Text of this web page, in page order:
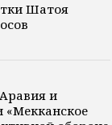
Шатоя
и
«Мекканское